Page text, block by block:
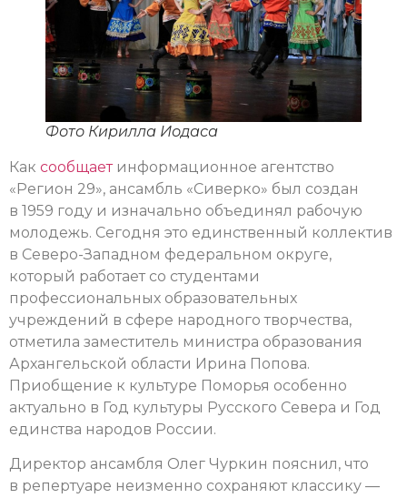
Фото Кирилла Иодаса
Как сообщаетинформационное агентство
«Регион 29», ансамбль «Сиверко» был создан
в 1959 году и изначально объединял рабочую
молодежь. Сегодня это единственный коллектив
в Северо-Западном федеральном округе,
который работает со студентами
профессиональных образовательных
учреждений в сфере народного творчества,
отметила заместитель министра образования
Архангельской области Ирина Попова.
Приобщение к культуре Поморья особенно
актуально в Год культуры Русского Севера и Год
единства народов России.
Директор ансамбля Олег Чуркин пояснил, что
в репертуаре неизменно сохраняют классику —